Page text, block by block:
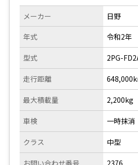
メーカー
年式
型式
走行距離
日野
令和2年
2PG-
最大積載量
車検
クラス
2,200kg
一時抹消
中型